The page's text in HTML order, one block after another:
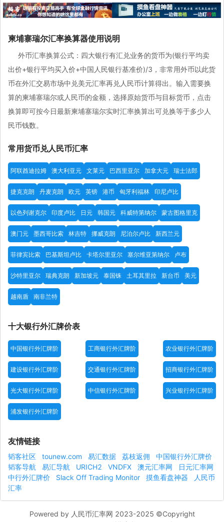
柬埔寨瑞尔汇率换算器使用说明
外币汇率换算公式：四大银行有汇兑业务的货币为(银行平均卖
出价+银行平均买入价+中国人民银行基准价)/3，非常用外币以此货
币在外汇交易市场中兑美元汇率再兑人民币计算得出。输入需要换
算的柬埔寨瑞尔或人民币的金额，选择原始货币与目标货币，点击
换算即可按今日最新柬埔寨瑞尔实时汇率换算出可兑换等于多少人
民币钱数。
常用货币兑人民币汇率
阿联酋迪拉姆 澳大利亚元 文莱元 巴西里亚尔 加拿大元 瑞士法郎
捷克克朗 丹麦克朗 欧元 英镑 港币 匈牙利福林 印尼卢比
以色列谢克尔 印度卢比 日元 韩国元 科威特第纳尔 蒙古图格里克
澳门元 墨西哥比索 林吉特 挪威克朗 尼泊尔卢比 新西兰元
菲律宾比索 巴基斯坦卢比 卡塔尔里亚尔 塞尔维亚第纳尔 卢布
沙特里亚尔 瑞典克朗 新加坡元 泰国铢 土耳其里拉 新台币 美元
越南盾 南非兰特
十大银行外汇牌价表
中国银行外汇牌阶 工商银行外汇牌阶 农业银行外汇牌阶
建设银行外汇牌阶 交通银行外汇牌阶 招商银行外汇牌阶
光大银行外汇牌阶 中信银行外汇牌阶 兴业银行外汇牌阶
浦发银行外汇牌阶
友情链接
韬客社区 tounew.com 易汇数据 荔枝返佣
中国银行外汇牌价
韬客导航
易汇导航 URICH2 VNDFX 澳元汇率网
日元汇率网
中行外汇牌价
Slack Off Trading Monitor 摸鱼看盘神器
人民币
汇率
Powered by 人民币汇率网 2023-2025 ©Copyright